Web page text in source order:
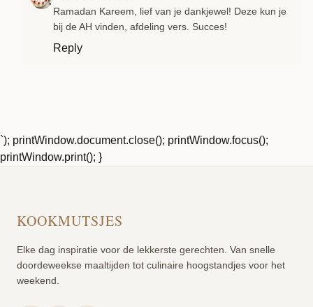
Ramadan Kareem, lief van je dankjewel! Deze kun je
bij de AH vinden, afdeling vers. Succes!
Reply
`); printWindow.document.close(); printWindow.focus();
printWindow.print(); }
KOOKMUTSJES
Elke dag inspiratie voor de lekkerste gerechten. Van snelle
doordeweekse maaltijden tot culinaire hoogstandjes voor het
weekend.